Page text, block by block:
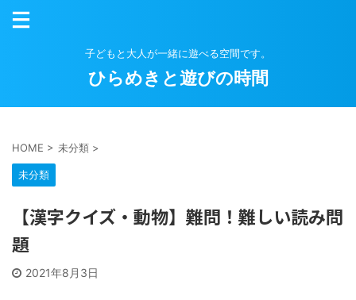
子どもと大人が一緒に遊べる空間です。
ひらめきと遊びの時間
HOME > 未分類 >
未分類
【漢字クイズ・動物】難問！難しい読み問
題
2021年8月3日